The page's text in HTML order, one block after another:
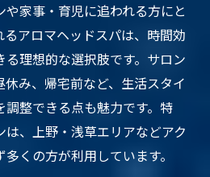
家事・育児に追われる方にと
アロマヘッドスパは、時間効
理想的な選択肢です。サロン
み、帰宅前など、生活スタイ
整できる点も魅力です。特
、上野・浅草エリアなどアク
くの方が利用しています。